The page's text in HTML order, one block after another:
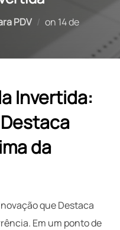
PDV on Postado
14 de
Invertida:
da
que Destaca
Em um ponto de